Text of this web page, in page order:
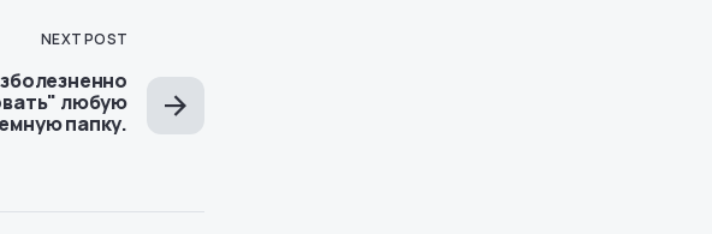
NEXT POST
любую
папку.